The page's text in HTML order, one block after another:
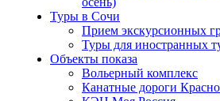
Туры в Сочи
Прием экскурсионных
Туры для иностранных
Объекты показа
Вольерный комплекс
Канатные дороги